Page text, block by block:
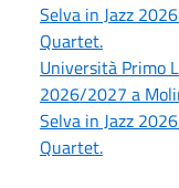
Selva in Jazz
Quartet.
Università Primo
2026/2027 a
Selva in Jazz
Quartet.